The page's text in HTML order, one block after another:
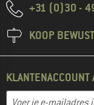
+31 (0)30 -
KOOP BEWUST
KLANTENACCOUNT
E-mailadres
Vul je e-mailadres